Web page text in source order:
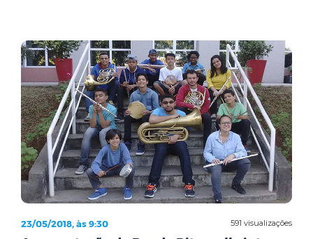
591 visualizações
23/05/2018, às 9:30